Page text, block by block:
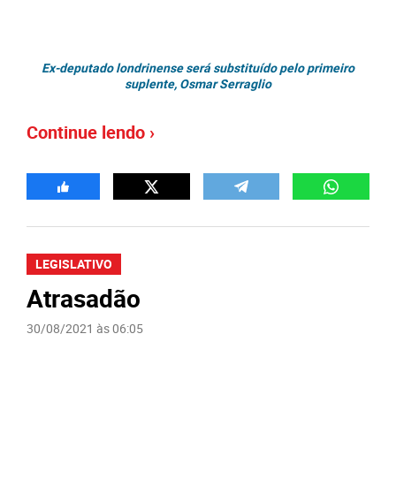
Ex-deputado londrinense será substituído pelo primeiro
suplente, Osmar Serraglio
Continue lendo ›
LEGISLATIVO
Atrasadão
30/08/2021 às 06:05